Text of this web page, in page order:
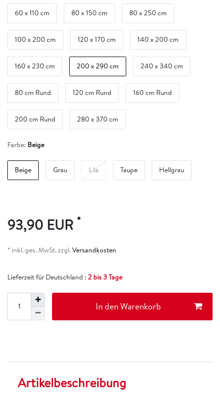
60 x 110 cm 80 x 150 cm 80 x 250 cm
100 x 200 cm 120 x 170 cm 140 x 200 cm
160 x 230 cm 200 x 290 cm 240 x 340 cm
80 cm Rund 120 cm Rund 160 cm Rund
200 cm Rund 280 x 370 cm
Farbe: Beige
Beige Grau Lila Taupe Hellgrau
93,90 EUR *
* inkl. ges. MwSt. zzgl.Versandkosten
Lieferzeit für Deutschland : 2 bis 3 Tage
In den Warenkorb
Artikelbeschreibung